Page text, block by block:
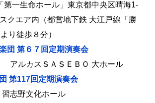
一生命ホール」東京都中央区晴海1-
クエア内（都営地下鉄 大江戸線「勝
り徒歩８分）
団 第６７回定期演奏会
ルカスＳＡＳＥＢＯ 大ホール
第117回定期演奏会
野文化ホール